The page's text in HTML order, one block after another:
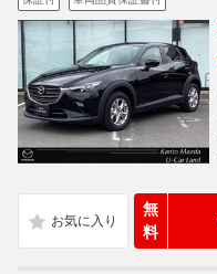
無
料